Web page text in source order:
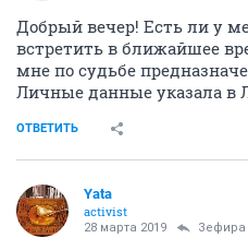
Добрый вечер! Есть ли у
встретить в ближайшее
мне по судьбе
Личные данные указала в
ОТВЕТИТЬ
Yata
activist
28 марта 2019 Зефира